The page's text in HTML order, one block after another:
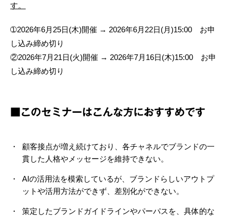
す。
➀2026年6月25日(木)開催 → 2026年6月22日(月)15:00 お申
し込み締め切り
②2026年7月21日(火)開催 → 2026年7月16日(木)15:00 お申
し込み締め切り
■このセミナーはこんな方におすすめです
顧客接点が増え続けており、各チャネルでブランドの一
貫した人格やメッセージを維持できない。
AIの活用法を模索しているが、ブランドらしいアウトプ
ットや活用方法ができず、差別化ができない。
策定したブランドガイドラインやパーパスを、具体的な